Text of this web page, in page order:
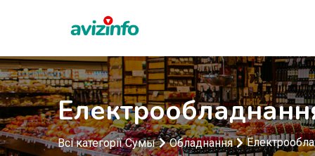
Всі категорії Сумы Обладнання